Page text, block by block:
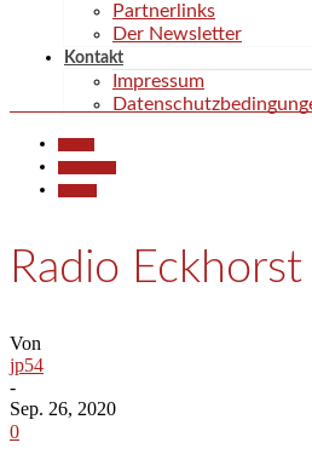
Partnerlinks
Der Newsletter
Kontakt
Impressum
Radio
Von
jp54
-
Sep. 26, 2020
0